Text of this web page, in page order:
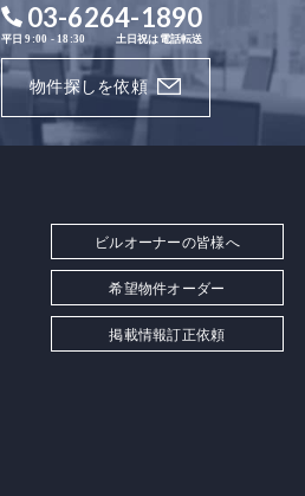
03-6264-1890
平日 9:00 - 18:30 土日祝は電話転送
物件探しを依頼
ビルオーナーの皆様へ
希望物件オーダー
掲載情報訂正依頼